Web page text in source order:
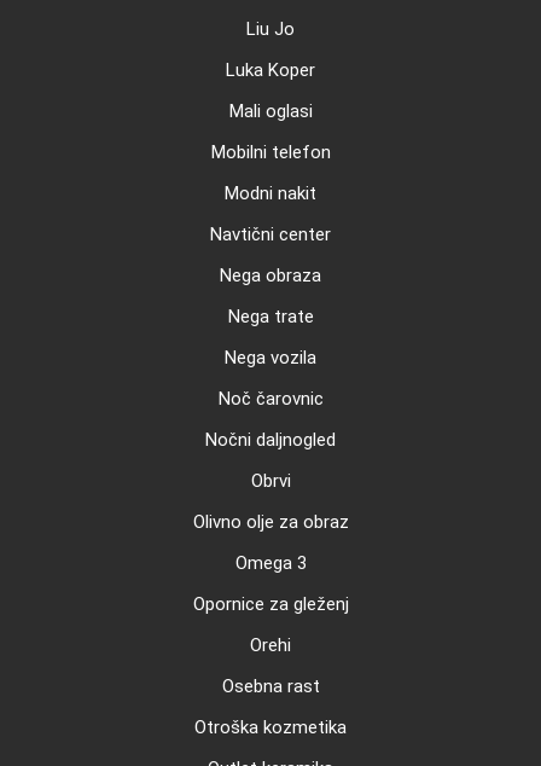
Liu Jo
Luka Koper
Mali oglasi
Mobilni telefon
Modni nakit
Navtični center
Nega obraza
Nega trate
Nega vozila
Noč čarovnic
Nočni daljnogled
Obrvi
Olivno olje za obraz
Omega 3
Opornice za gleženj
Orehi
Osebna rast
Otroška kozmetika